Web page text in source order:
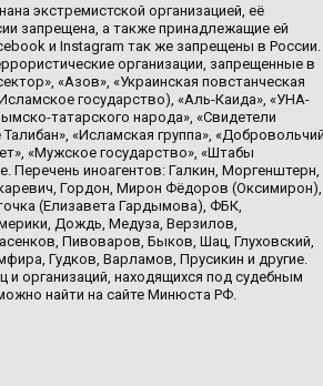
экстремистской организацией, её
запрещена, а также принадлежащие ей
и Instagram так же запрещены в России.
организации, запрещенные в
«Азов», «Украинская повстанческая
государство), «Аль-Каида», «УНА-
татарского народа», «Свидетели
«Исламская группа»,
«Мужское государство», «Штабы
Перечень иноагентов: Галкин, Моргенштерн,
Гордон, Мирон Фёдоров (Оксимирон),
(Елизавета Гардымова), ФБК,
Дождь, Медуза, Верзилов,
Пивоваров, Быков, Шац, Глуховский,
Гудков, Варламов, Прусикин и другие.
и организаций, находящихся под судебным
найти на сайте Минюста РФ.